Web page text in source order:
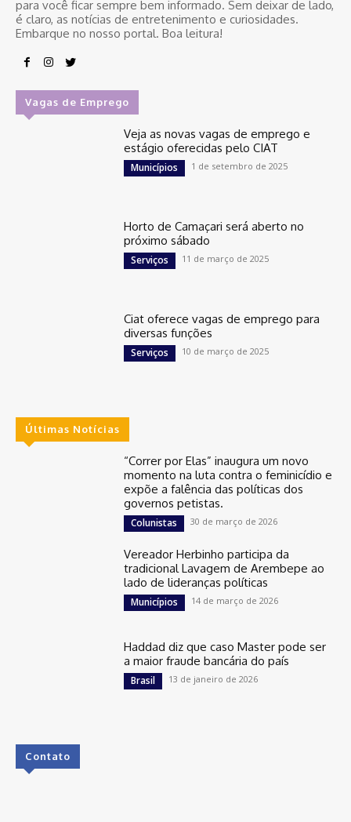
para você ficar sempre bem informado. Sem deixar de lado,
é claro, as notícias de entretenimento e curiosidades.
Embarque no nosso portal. Boa leitura!
Vagas de Emprego
Veja as novas vagas de emprego e
estágio oferecidas pelo CIAT
Municípios 1 de setembro de 2025
Horto de Camaçari será aberto no
próximo sábado
Serviços 11 de março de 2025
Ciat oferece vagas de emprego para
diversas funções
Serviços 10 de março de 2025
Últimas Notícias
“Correr por Elas” inaugura um novo
momento na luta contra o feminicídio e
expõe a falência das políticas dos
governos petistas.
Colunistas 30 de março de 2026
Vereador Herbinho participa da
tradicional Lavagem de Arembepe ao
lado de lideranças políticas
Municípios 14 de março de 2026
Haddad diz que caso Master pode ser
a maior fraude bancária do país
Brasil 13 de janeiro de 2026
Contato